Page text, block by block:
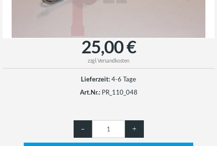
25,00 €
zzgl.Versandkosten
Lieferzeit:4-6 Tage
Art.Nr.:PR_110_048
– +